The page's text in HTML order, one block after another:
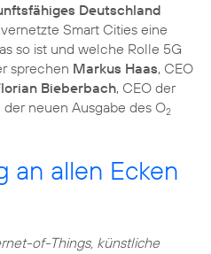
Deutschland
Smart Cities eine
so ist und welche Rolle 5G
sprechen Markus Haas, CEO
Bieberbach, CEO der
neuen Ausgabe des O2
an allen Ecken
of-Things, künstliche